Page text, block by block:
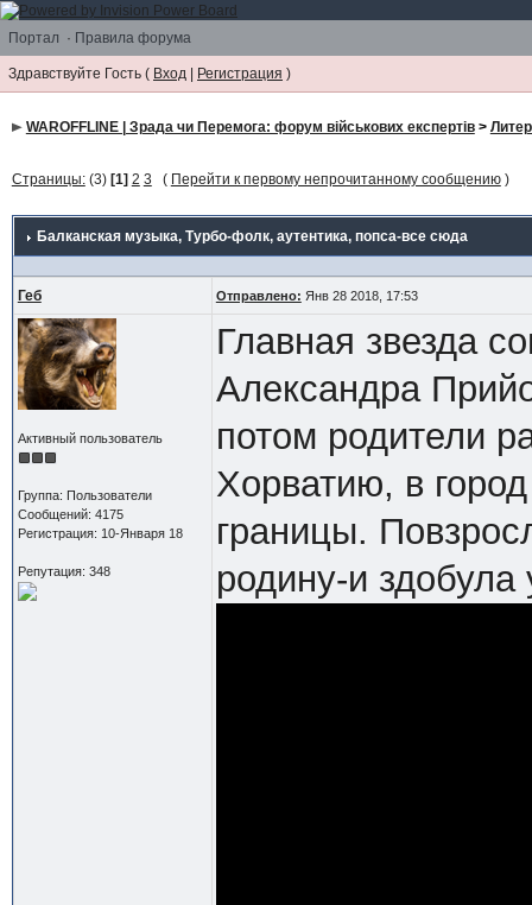
Портал · Правила форума
Здравствуйте Гость ( Вход | Регистрация )
WAROFFLINE | Зрада чи Перемога: форум військових експертів>
Страницы:(3) [1] 2 3 ( Перейти к первому непрочитанному сообщению)
Балканская музыка, Турбо-фолк, аутентика, попса-все сюда
Геб Отправлено: Янв 28 2018, 17:53
Активный пользователь
Группа: Пользователи
Сообщений: 4175
Регистрация: 10-Января 18
Репутация: 348
Главная звезда
Александра
потом родители
Хорватию, в
границы.
родину-и здобула